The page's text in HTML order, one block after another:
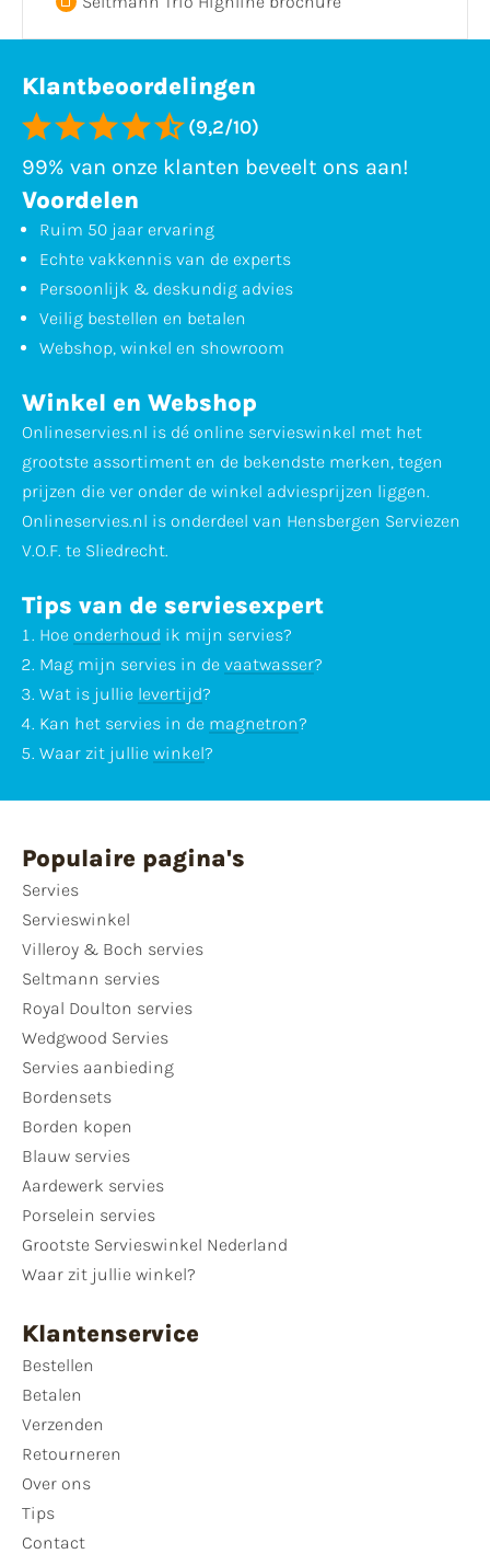
Klantbeoordelingen
(9,2/10)
99% van onze klanten beveelt ons aan!
Voordelen
Ruim 50 jaar ervaring
Echte vakkennis van de experts
Persoonlijk & deskundig advies
Veilig bestellen en betalen
Webshop, winkel en showroom
Winkel en Webshop
Onlineservies.nl is dé online servieswinkel met het
grootste assortiment en de bekendste merken, tegen
prijzen die ver onder de winkel adviesprijzen liggen.
Onlineservies.nl is onderdeel van Hensbergen Serviezen
V.O.F. te Sliedrecht.
Tips van de serviesexpert
Hoe onderhoud ik mijn servies?
Mag mijn servies in de vaatwasser?
Wat is jullie levertijd?
Kan het servies in de magnetron?
Waar zit jullie winkel?
Populaire pagina's
Servies
Servieswinkel
Villeroy & Boch servies
Seltmann servies
Royal Doulton servies
Wedgwood Servies
Servies aanbieding
Bordensets
Borden kopen
Blauw servies
Aardewerk servies
Porselein servies
Grootste Servieswinkel Nederland
Waar zit jullie winkel?
Klantenservice
Bestellen
Betalen
Verzenden
Retourneren
Over ons
Tips
Contact